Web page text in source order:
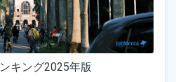
キング2025年版